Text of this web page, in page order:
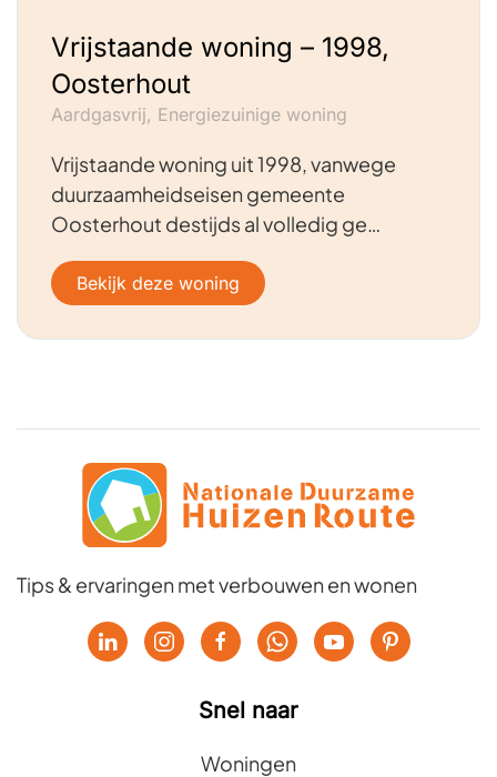
Vrijstaande woning – 1998,
Oosterhout
Aardgasvrij, Energiezuinige woning
Vrijstaande woning uit 1998, vanwege
duurzaamheidseisen gemeente
Oosterhout destijds al volledig ge…
Bekijk deze woning
Tips & ervaringen met verbouwen en wonen
Snel naar
Woningen